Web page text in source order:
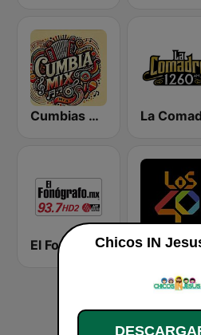
Cumbias Mix
El Fonógrafo HD2 Los 40
Chicos IN